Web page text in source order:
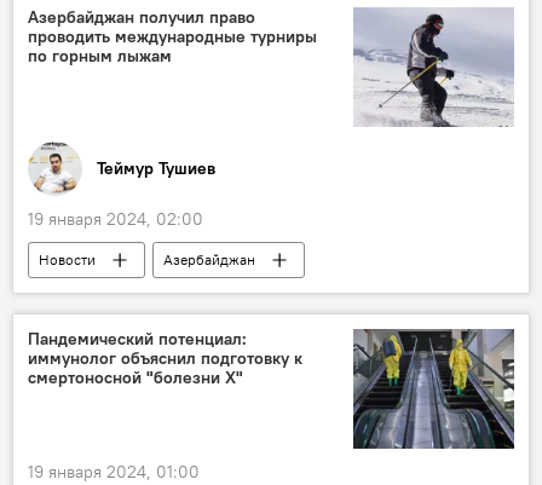
Персональная выставка
Отечественная война
Шехиды
Азербайджан получил право
проводить международные турниры
по горным лыжам
Теймур Тушиев
19 января 2024, 02:00
Новости
Азербайджан
Федерация зимних видов спорта Азербайджана
Международная федерация горнолыжного спорта
горнолыжный спорт
Шахдаг
Пандемический потенциал:
иммунолог объяснил подготовку к
смертоносной "болезни X"
19 января 2024, 01:00